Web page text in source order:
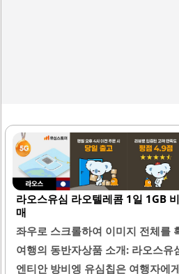
라오스유심 라오텔레콤 1일 1GB
매
좌우로 스크롤하여 이미지 전체를
여행의 동반자상품 소개: 라오스유
엔티안 방비엥 유심칩은 여행자에